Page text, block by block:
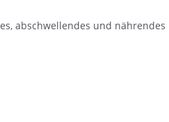
abschwellendes und nährendes